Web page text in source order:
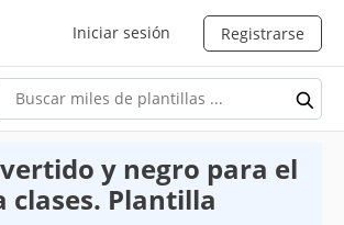
Iniciar sesión Registrarse
y negro para el
clases. Plantilla